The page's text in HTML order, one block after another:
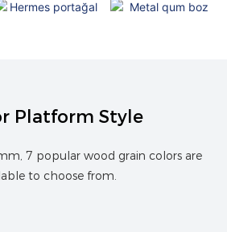
Platform Style
7 popular wood grain colors are
to choose from.